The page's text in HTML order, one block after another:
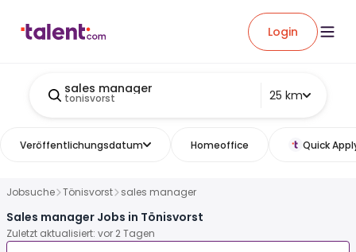
Login
sales manager
tonisvorst 25 km
Veröffentlichungsdatum Homeoffice Quick
Jobsuche Tönisvorst sales manager
Sales manager Jobs in Tönisvorst
Zuletzt aktualisiert: vor 2 Tagen